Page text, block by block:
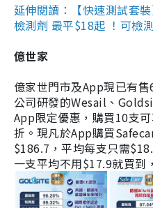
延伸閱讀：【快速測試套
檢測劑 最平$18起 ！可檢
億世家
億家世門市及App現已有
公司研發的Wesail、
App限定優惠，購買10支
折。現凡於App購買
$186.7，平均每支只需
一支平均不用$17.9就買到